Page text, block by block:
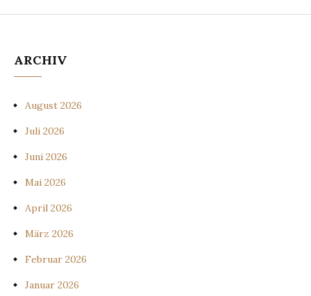
ARCHIV
August 2026
Juli 2026
Juni 2026
Mai 2026
April 2026
März 2026
Februar 2026
Januar 2026